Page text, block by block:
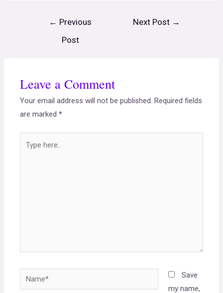
← Previous
Post
Next Post →
Leave a Comment
Your email address will not be published. Required fields
are marked*
Save
my name,